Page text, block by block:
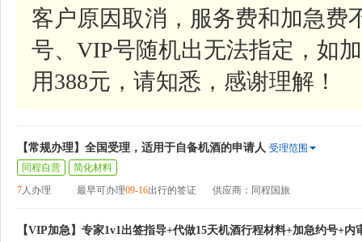
客户原因取消，服务费和加急费
号、VIP号随机出无法指定，如
用388元，请知悉，感谢理解！
【常规办理】全国受理，适用于自备机酒的申请人 受理范围
同程自营
简化材料
7人办理 最早可办理09-16出行的签证 供应商：同程国旅
【VIP加急】专家1v1出签指导+代做15天机酒行程材料+加急约号+内